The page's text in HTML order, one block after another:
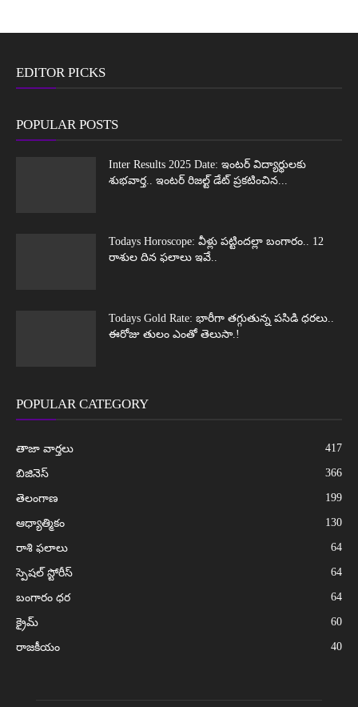
EDITOR PICKS
POPULAR POSTS
Inter Results 2025 Date: ఇంటర్ విద్యార్థులకు
శుభవార్త.. ఇంటర్ రిజల్ట్ డేట్ ప్రకటించిన...
Todays Horoscope: వీళ్లు పట్టిందల్లా బంగారం.. 12
రాశుల దిన ఫలాలు ఇవే..
Todays Gold Rate: భారీగా తగ్గుతున్న పసిడి ధరలు..
ఈరోజు తులం ఎంతో తెలుసా.!
POPULAR CATEGORY
తాజా వార్తలు 417
బిజినెస్ 366
తెలంగాణ 199
ఆధ్యాత్మికం 130
రాశి ఫలాలు 64
స్పెషల్ స్టోరీస్ 64
బంగారం ధర 64
క్రైమ్ 60
రాజకీయం 40